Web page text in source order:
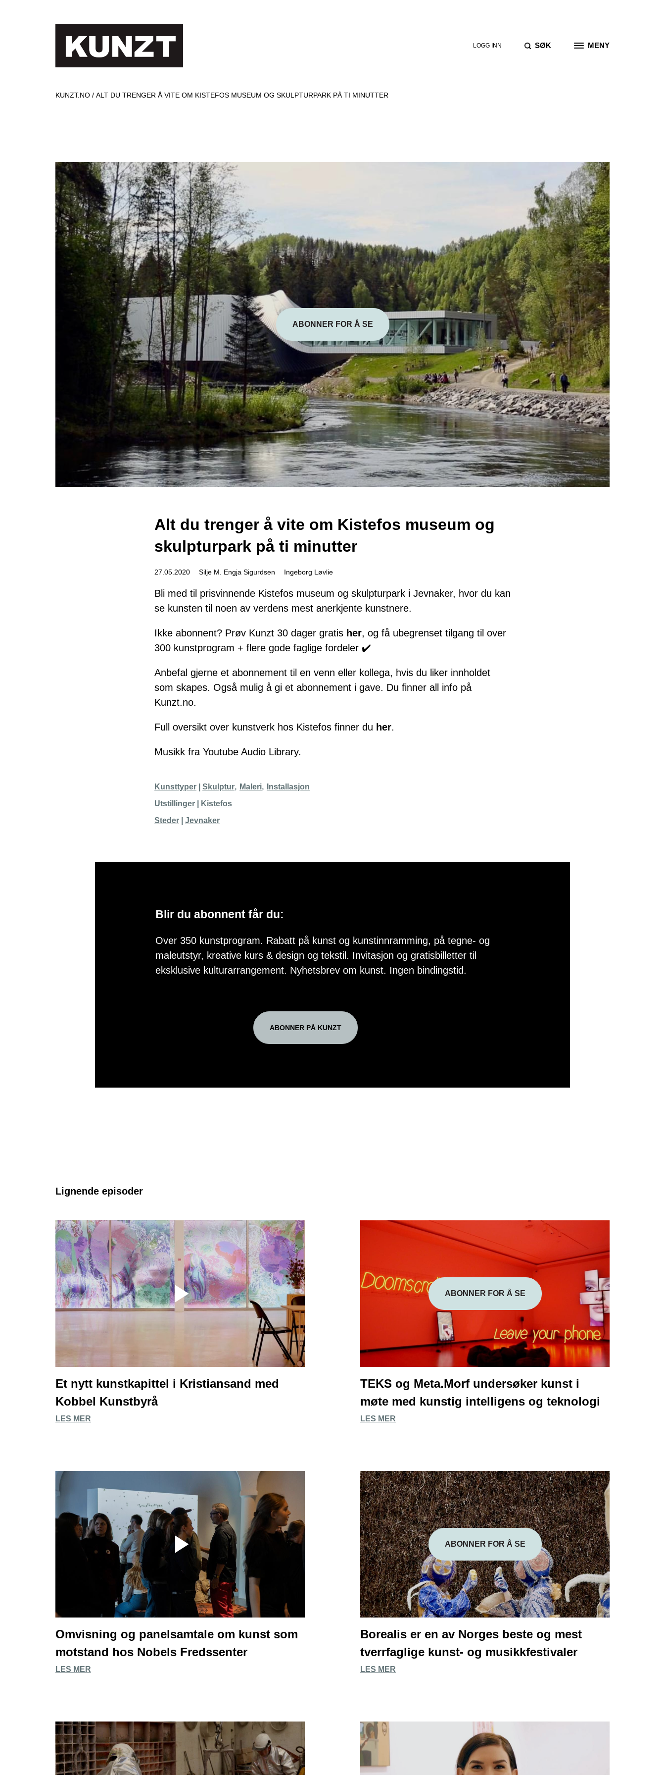
LOGG INN SØK MENY
KUNZT.NO ALT DU TRENGER Å VITE OM KISTEFOS MUSEUM OG SKULPTURPARK PÅ TI MINUTTER
ABONNER FOR Å SE
Alt du trenger å vite om Kistefos museum og
skulpturpark på ti minutter
27.05.2020 Silje M. Engja Sigurdsen Ingeborg Løvlie
Bli med til prisvinnende Kistefos museum og skulpturpark i Jevnaker, hvor du kan
se kunsten til noen av verdens mest anerkjente kunstnere.
Ikke abonnent? Prøv Kunzt 30 dager gratis her, og få ubegrenset tilgang til over
300 kunstprogram + flere gode faglige fordeler ✔️
Anbefal gjerne et abonnement til en venn eller kollega, hvis du liker innholdet
som skapes. Også mulig å gi et abonnement i gave. Du finner all info på
Kunzt.no.
Full oversikt over kunstverk hos Kistefos finner du her.
Musikk fra Youtube Audio Library.
Kunsttyper Skulptur Maleri
Installasjon
Utstillinger
Kistefos
Steder
Jevnaker
Blir du abonnent får du:
Over 350 kunstprogram. Rabatt på kunst og kunstinnramming, på tegne- og
maleutstyr, kreative kurs & design og tekstil. Invitasjon og gratisbilletter til
eksklusive kulturarrangement. Nyhetsbrev om kunst. Ingen bindingstid.
ABONNER PÅ KUNZT
Lignende episoder
Et nytt kunstkapittel i Kristiansand med
Kobbel Kunstbyrå
LES MER
ABONNER FOR Å SE
TEKS og Meta.Morf undersøker kunst i
møte med kunstig intelligens og teknologi
LES MER
Omvisning og panelsamtale om kunst som
motstand hos Nobels Fredssenter
LES MER
ABONNER FOR Å SE
Borealis er en av Norges beste og mest
tverrfaglige kunst- og musikkfestivaler
LES MER